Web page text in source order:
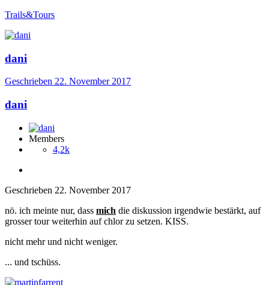
Trails&Tours
dani
Geschrieben 22. November 2017
dani
Members
4,2k
Geschrieben 22. November 2017
nö. ich meinte nur, dass mich die diskussion irgendwie bestärkt, auf
grosser tour weiterhin auf chlor zu setzen. KISS.
nicht mehr und nicht weniger.
... und tschüss.